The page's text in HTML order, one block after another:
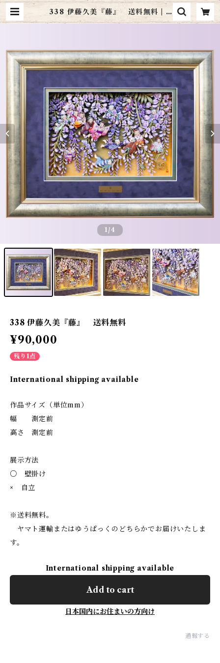
338 伊藤久美『藤』 送料無料 | a
rt cottage シャドーボックス通販
1 /4
338 伊藤久美『藤』 送料無料
¥90,000
残り1点
International shipping available
作品サイズ（単位mm）
幅 測定前
高さ 測定前
展示方法
○ 壁掛け
× 自立
※送料無料。
ヤマト運輸またはゆうぱっくのどちらかでお届けいたしま
す。
International shipping available
Add to cart
日本国内にお住まいの方向け
通報する